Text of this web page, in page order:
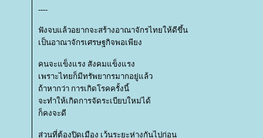
----
ฟังจบแล้วอยากจะสร้างอาณาจักรไทยให้ดีขึ้น
เป็นอาณาจักรเศรษฐกิจพอเพียง
คนจะแข็งแรง สังคมแข็งแรง
เพราะไทยก็มีทรัพยากรมากอยู่แล้ว
ถ้าหากว่า การเกิดโรคครั้งนี้
จะทำให้เกิดการจัดระเบียบใหม่ได้
ก็คงจะดี
ส่วนที่ต้องปิดเมือง เว้นระยะห่างกันไปก่อน